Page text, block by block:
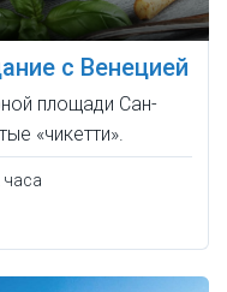
с Венецией
площади Сан-
«чикетти».
часа